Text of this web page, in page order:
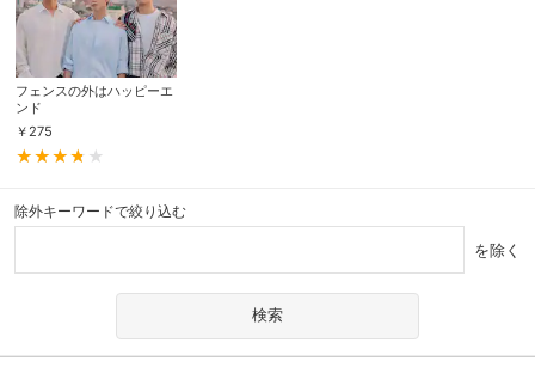
フェンスの外はハッピーエ
ンド
￥ 275
除外キーワードで絞り込む
を除く